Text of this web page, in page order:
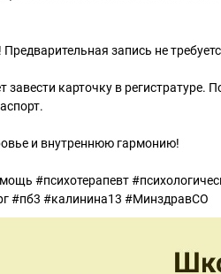
запись не
карточку в регистратуре.
и внутреннюю гармонию!
#психотерапевт
#пб3 #калинина13 #МинздравСО